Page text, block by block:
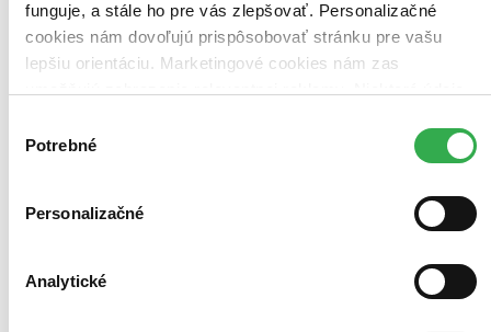
funguje, a stále ho pre vás zlepšovať. Personalizačné
cookies nám dovoľujú prispôsobovať stránku pre vašu
lepšiu orientáciu. Marketingové cookies nám zas
keby sme mohli používať všetky tieto cookies. Ďakujeme!
súhlasu
Potrebné
Personalizačné
Analytické